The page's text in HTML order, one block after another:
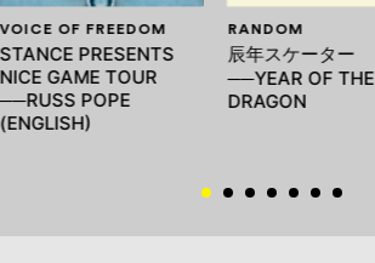
VOICE OF FREEDOM
STANCE PRESENTS
NICE GAME TOUR
──RUSS POPE
(ENGLISH)
RANDOM
辰年スケーター
──YEAR OF THE
DRAGON